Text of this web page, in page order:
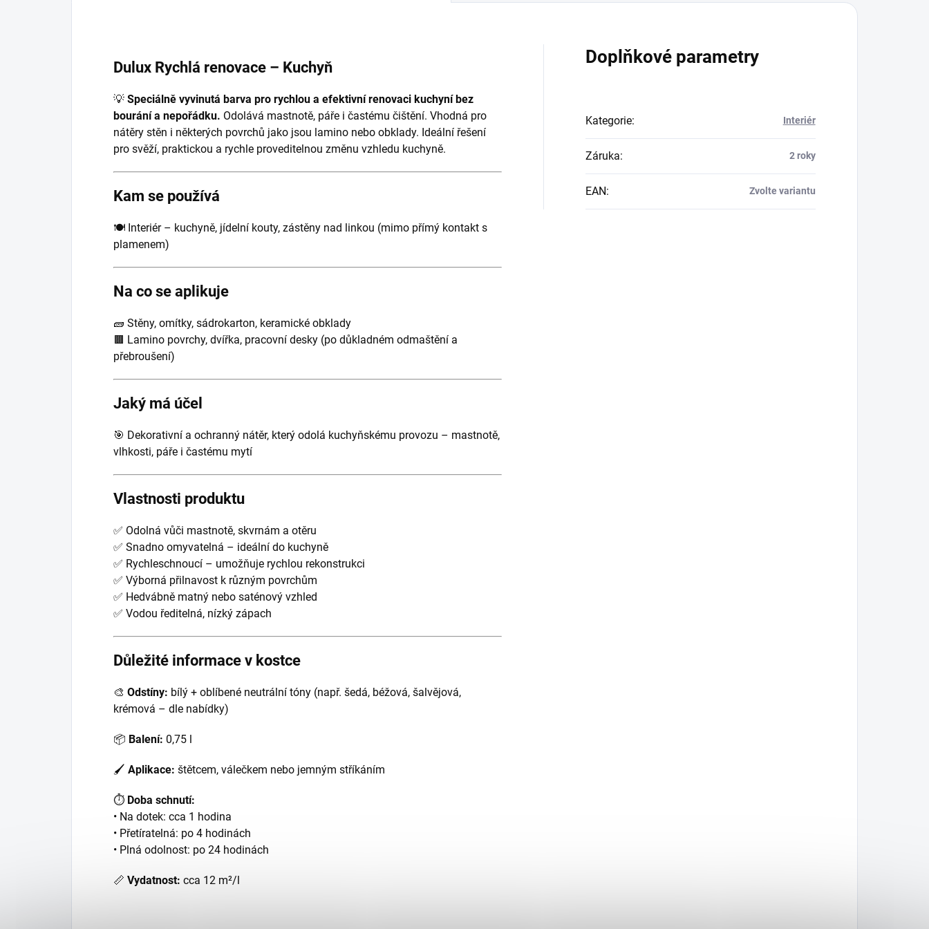
Dulux Rychlá renovace – Kuchyň
💡 Speciálně vyvinutá barva pro rychlou a efektivní renovaci kuchyní bez
bourání a nepořádku. Odolává mastnotě, páře i častému čištění. Vhodná pro
nátěry stěn i některých povrchů jako jsou lamino nebo obklady. Ideální řešení
pro svěží, praktickou a rychle proveditelnou změnu vzhledu kuchyně.
Kam se používá
🍽 Interiér – kuchyně, jídelní kouty, zástěny nad linkou (mimo přímý kontakt s
plamenem)
Na co se aplikuje
🧱 Stěny, omítky, sádrokarton, keramické obklady
🟫 Lamino povrchy, dvířka, pracovní desky (po důkladném odmaštění a
přebroušení)
Jaký má účel
🎯 Dekorativní a ochranný nátěr, který odolá kuchyňskému provozu – mastnotě,
vlhkosti, páře i častému mytí
Vlastnosti produktu
✅ Odolná vůči mastnotě, skvrnám a otěru
✅ Snadno omyvatelná – ideální do kuchyně
✅ Rychleschnoucí – umožňuje rychlou rekonstrukci
✅ Výborná přilnavost k různým povrchům
✅ Hedvábně matný nebo saténový vzhled
✅ Vodou ředitelná, nízký zápach
Důležité informace v kostce
🎨 Odstíny: bílý + oblíbené neutrální tóny (např. šedá, béžová, šalvějová,
krémová – dle nabídky)
📦 Balení: 0,75 l
🖌 Aplikace: štětcem, válečkem nebo jemným stříkáním
⏱ Doba schnutí:
• Na dotek: cca 1 hodina
• Přetíratelná: po 4 hodinách
• Plná odolnost: po 24 hodinách
📏 Vydatnost: cca 12 m²/l
Doplňkové parametry
Kategorie: Interiér
Záruka: 2 roky
EAN: Zvolte variantu